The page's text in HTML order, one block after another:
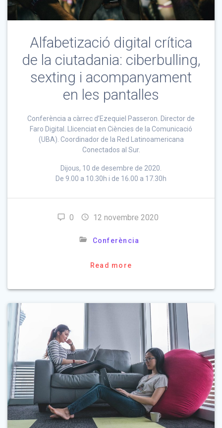
Alfabetizació digital crítica
de la ciutadania: ciberbulling,
sexting i acompanyament
en les pantalles
Conferència a càrrec d’Ezequiel Passeron. Director de
Faro Digital. Llicenciat en Ciències de la Comunicació
(UBA). Coordinador de la Red Latinoamericana
Conectados al Sur.
Dijous, 10 de desembre de 2020.
De 9.00 a 10.30h i de 16.00 a 17.30h
0 12 novembre 2020
Conferència
Read more